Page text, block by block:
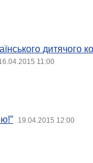
дитячого
11:00
19.04.2015 12:00